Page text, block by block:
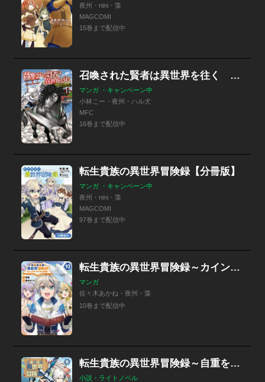
夜州・nini・藻
MAGCOMI
15巻まで配信中
召喚された賢者は異世界を往く ～最強なのは不要在庫のアイテムでした～
マンガ ・キャンペーン中
小林こー・夜州・ハル犬
MFC
16巻まで配信中
転生貴族の異世界冒険録【分冊版】
マンガ ・キャンペーン中
夜州・nini・藻
MAGCOMI
97巻まで配信中
転生貴族の異世界冒険録～カインのやりすぎギルド日記～
マンガ
佐々木あかね・夜州・藻
10巻まで配信中
転生貴族の異世界冒険録～自重を知らない神々の使徒～
小説・ライトノベル